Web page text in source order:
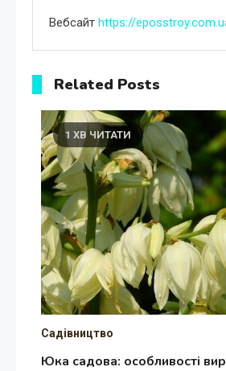
Вебсайт https://
Related Posts
1 ХВ ЧИТАТИ
Садівництво
Юка садова: особливості